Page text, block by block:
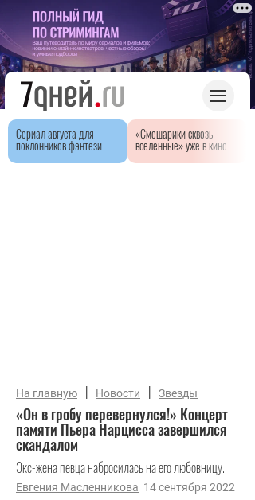
Сериал августа для
поклонников фэнтези
«Смешарики сквозь
вселенные» уже в кино
На главную | Новости | Звезды
«Он в гробу перевернулся!» Концерт
памяти Пьера Нарцисса завершился
скандалом
Экс-жена певца набросилась на его любовницу.
Евгения Масленникова 14 сентября 2022